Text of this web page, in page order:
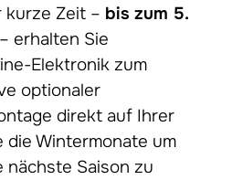
kurze Zeit – bis zum 5.
– erhalten Sie
Elektronik zum
optionaler
direkt auf Ihrer
die Wintermonate um
Saison zu